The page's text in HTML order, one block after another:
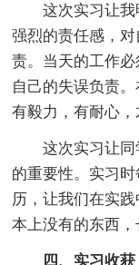
这次实习让
强烈的责任感，
责。当天的工作
自己的失误负责
有毅力，有耐心，
这次实习让
的重要性。实习
历，让我们在实
本上没有的东西
四、实习收获